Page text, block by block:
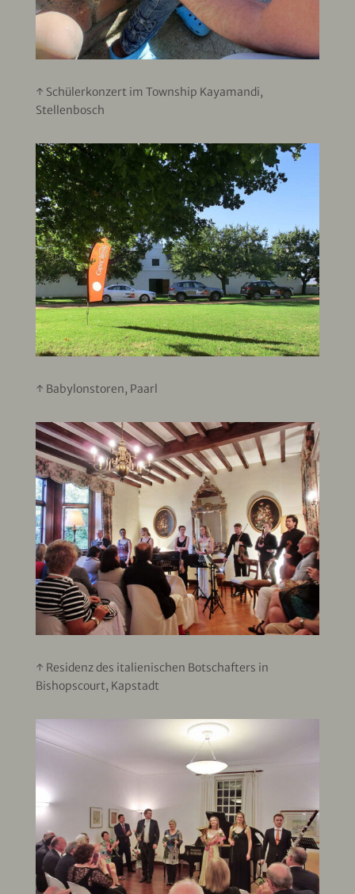
↑ Schülerkonzert im Township Kayamandi,
Stellenbosch
↑ Babylonstoren, Paarl
↑ Residenz des italienischen Botschafters in
Bishopscourt, Kapstadt